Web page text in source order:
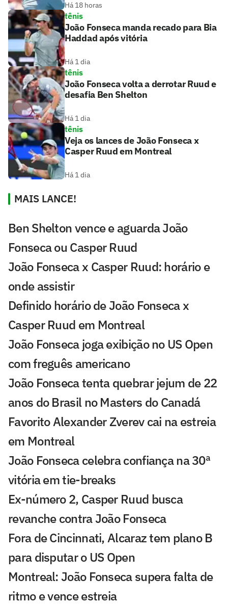
Há 18 horas
tênis
João Fonseca manda recado para Bia
Haddad após vitória
Há 1 dia
tênis
João Fonseca volta a derrotar Ruud e
desafia Ben Shelton
Há 1 dia
tênis
Veja os lances de João Fonseca x
Casper Ruud em Montreal
Há 1 dia
MAIS LANCE!
Ben Shelton vence e aguarda João
Fonseca ou Casper Ruud
João Fonseca x Casper Ruud: horário e
onde assistir
Definido horário de João Fonseca x
Casper Ruud em Montreal
João Fonseca joga exibição no US Open
com freguês americano
João Fonseca tenta quebrar jejum de 22
anos do Brasil no Masters do Canadá
Favorito Alexander Zverev cai na estreia
em Montreal
João Fonseca celebra confiança na 30ª
vitória em tie-breaks
Ex-número 2, Casper Ruud busca
revanche contra João Fonseca
Fora de Cincinnati, Alcaraz tem plano B
para disputar o US Open
Montreal: João Fonseca supera falta de
ritmo e vence estreia